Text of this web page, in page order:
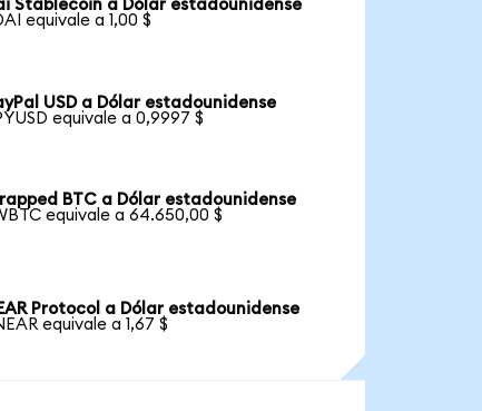
Stablecoin a Dólar estadounidense
equivale a 1,00 $
USD a Dólar estadounidense
equivale a 0,9997 $
BTC a Dólar estadounidense
equivale a 64.650,00 $
Protocol a Dólar estadounidense
equivale a 1,67 $